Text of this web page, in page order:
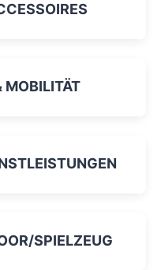
MOBILITÄT
SPIELZEUG